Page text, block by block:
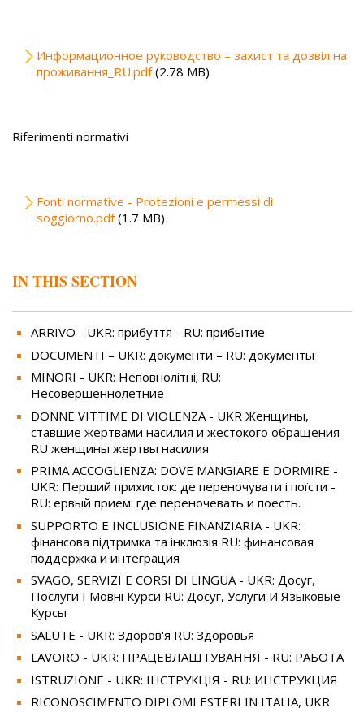
IN THIS SECTION
ARRIVO - UKR: прибуття - RU: прибытие
DOCUMENTI – UKR: документи – RU: документы
MINORI - UKR: Неповнолітні; RU:
Несовершеннолетние
DONNE VITTIME DI VIOLENZA - UKR Женщины,
ставшие жертвами насилия и жестокого обращения
RU женщины жертвы насилия
PRIMA ACCOGLIENZA: DOVE MANGIARE E DORMIRE -
UKR: Перший прихисток: де переночувати і поїсти -
RU: ервый прием: где переночевать и поесть.
SUPPORTO E INCLUSIONE FINANZIARIA - UKR:
фінансова підтримка та інклюзія RU: финансовая
поддержка и интеграция
SVAGO, SERVIZI E CORSI DI LINGUA - UKR: Досуг,
Послуги І Мовні Курси RU: Досуг, Услуги И Языковые
Курсы
SALUTE - UKR: Здоров'я RU: Здоровья
LAVORO - UKR: ПРАЦЕВЛАШТУВАННЯ - RU: РАБОТА
ISTRUZIONE - UKR: ІНСТРУКЦІЯ - RU: ИНСТРУКЦИЯ
RICONOSCIMENTO DIPLOMI ESTERI IN ITALIA, UKR:
File
Информационное руководство – захист та дозвіл на
проживання_RU.pdf (2.78 MB)
Riferimenti normativi
File
Fonti normative - Protezioni e permessi di
soggiorno.pdf (1.7 MB)